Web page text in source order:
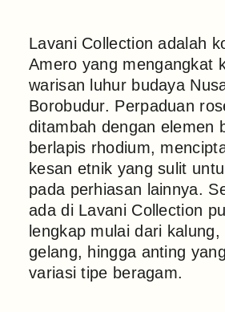
Lavani Collection adalah
Amero yang mengangkat
warisan luhur budaya
Borobudur. Perpaduan
ditambah dengan elemen
berlapis rhodium,
kesan etnik yang sulit
pada perhiasan lainnya.
ada di Lavani Collection
lengkap mulai dari kalung,
gelang, hingga anting
variasi tipe beragam.